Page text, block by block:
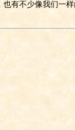
有不少像我们一